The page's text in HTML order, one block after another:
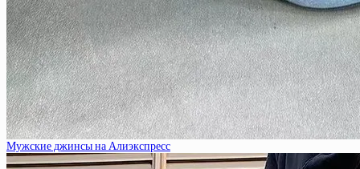
Мужские джинсы на Алиэкспресс